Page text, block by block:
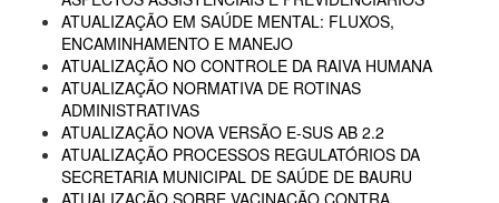
ATUALIZAÇÃO EM SAÚDE MENTAL: FLUXOS,
ENCAMINHAMENTO E MANEJO
ATUALIZAÇÃO NO CONTROLE DA RAIVA HUMANA
ATUALIZAÇÃO NORMATIVA DE ROTINAS
ADMINISTRATIVAS
ATUALIZAÇÃO NOVA VERSÃO E-SUS AB 2.2
ATUALIZAÇÃO PROCESSOS REGULATÓRIOS DA
SECRETARIA MUNICIPAL DE SAÚDE DE BAURU
ATUALIZAÇÃO SOBRE VACINAÇÃO CONTRA